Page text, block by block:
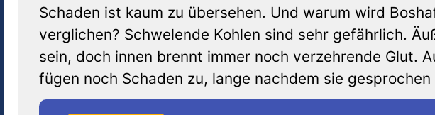
Schaden ist kaum zu übersehen. Und warum wird
verglichen? Schwelende Kohlen sind sehr gefährlich.
sein, doch innen brennt immer noch verzehrende Glut.
fügen noch Schaden zu, lange nachdem sie gesprochen